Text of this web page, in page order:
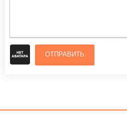
ОТПРАВИТЬ